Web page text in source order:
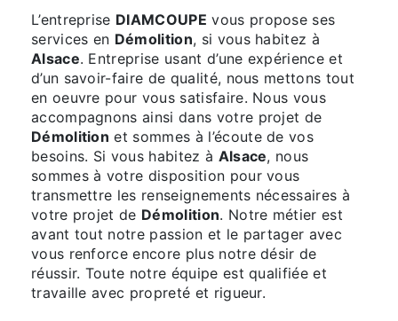
L’entreprise DIAMCOUPE vous propose ses
services en Démolition, si vous habitez à
Alsace. Entreprise usant d’une expérience et
d’un savoir-faire de qualité, nous mettons tout
en oeuvre pour vous satisfaire. Nous vous
accompagnons ainsi dans votre projet de
Démolition et sommes à l’écoute de vos
besoins. Si vous habitez à Alsace, nous
sommes à votre disposition pour vous
transmettre les renseignements nécessaires à
votre projet de Démolition. Notre métier est
avant tout notre passion et le partager avec
vous renforce encore plus notre désir de
réussir. Toute notre équipe est qualifiée et
travaille avec propreté et rigueur.